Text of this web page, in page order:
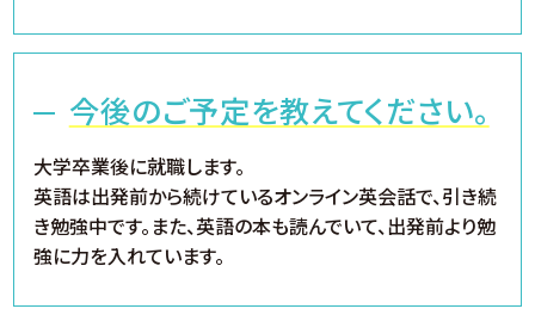
今後のご予定を教えてください。
大学卒業後に就職します。
英語は出発前から続けているオンライン英会話で、引き続
き勉強中です。また、英語の本も読んでいて、出発前より勉
強に力を入れています。